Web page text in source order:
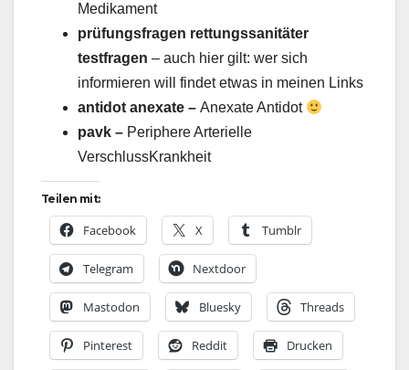
Medikament
prüfungsfragen rettungssanitäter
testfragen – auch hier gilt: wer sich
informieren will findet etwas in meinen Links
antidot anexate – Anexate Antidot
pavk – Periphere Arterielle
VerschlussKrankheit
Teilen mit:
Facebook X Tumblr
Telegram Nextdoor
Mastodon Bluesky Threads
Pinterest Reddit Drucken